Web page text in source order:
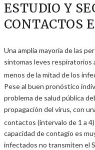
ESTUDIO Y
CONTACTOS
Una amplia mayoría de las
síntomas leves respiratorios
menos de la mitad de los
Pese al buen pronóstico
problema de salud pública
propagación del virus, con
contactos (intervalo de 1 a
capacidad de contagio es
infectados no transmiten el